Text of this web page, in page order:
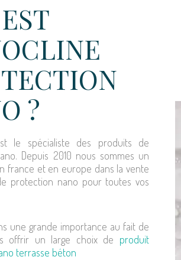
?
le spécialiste des produits de
Depuis 2010 nous sommes un
france et en europe dans la vente
protection nano pour toutes vos
une grande importance au fait de
offrir un large choix de produit
terrasse béton